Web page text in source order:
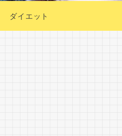
ダイエット